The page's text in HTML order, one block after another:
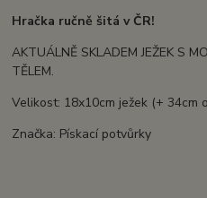
Hračka ručně šitá v ČR!
AKTUÁLNĚ SKLADEM JEŽEK S
TĚLEM.
Velikost: 18x10cm ježek (+ 34cm
Značka: Pískací potvůrky